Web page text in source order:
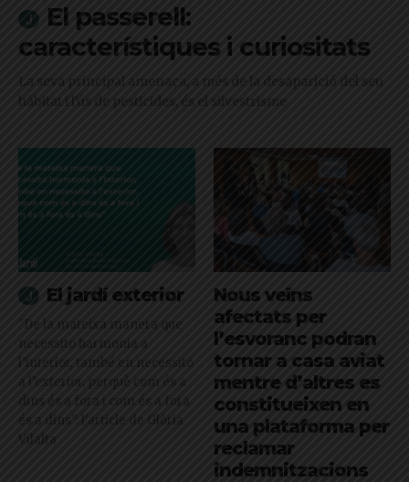
El passerell:
característiques i curiositats
La seva principal amenaça, a més de la desaparició del seu
hàbitat i l'ús de pesticides, és el silvestrisme
El jardí exterior
"De la mateixa manera que
necessito harmonia a
l’interior, també en necessito
a l’exterior, perquè com és a
dins és a fora i com és a fora
és a dins": l'article de Glòria
Vilalta
Nous veïns
afectats per
l’esvoranc podran
tornar a casa aviat
mentre d’altres es
constitueixen en
una plataforma per
reclamar
indemnitzacions